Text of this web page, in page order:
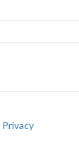
Privacy